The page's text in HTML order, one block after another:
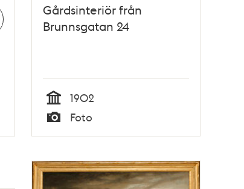
Gårdsinteriör från
Brunnsgatan 24
Tid
1902
Typ
Foto